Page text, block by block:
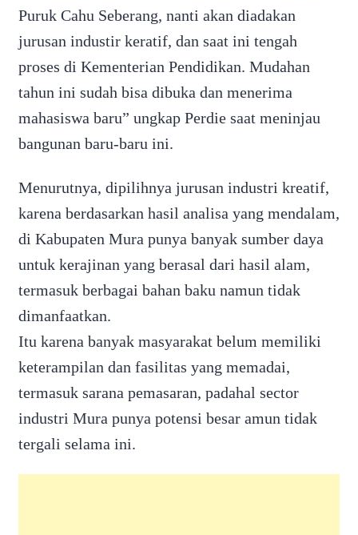
Puruk Cahu Seberang, nanti akan diadakan
jurusan industir keratif, dan saat ini tengah
proses di Kementerian Pendidikan. Mudahan
tahun ini sudah bisa dibuka dan menerima
mahasiswa baru” ungkap Perdie saat meninjau
bangunan baru-baru ini.
Menurutnya, dipilihnya jurusan industri kreatif,
karena berdasarkan hasil analisa yang mendalam,
di Kabupaten Mura punya banyak sumber daya
untuk kerajinan yang berasal dari hasil alam,
termasuk berbagai bahan baku namun tidak
dimanfaatkan.
Itu karena banyak masyarakat belum memiliki
keterampilan dan fasilitas yang memadai,
termasuk sarana pemasaran, padahal sector
industri Mura punya potensi besar amun tidak
tergali selama ini.